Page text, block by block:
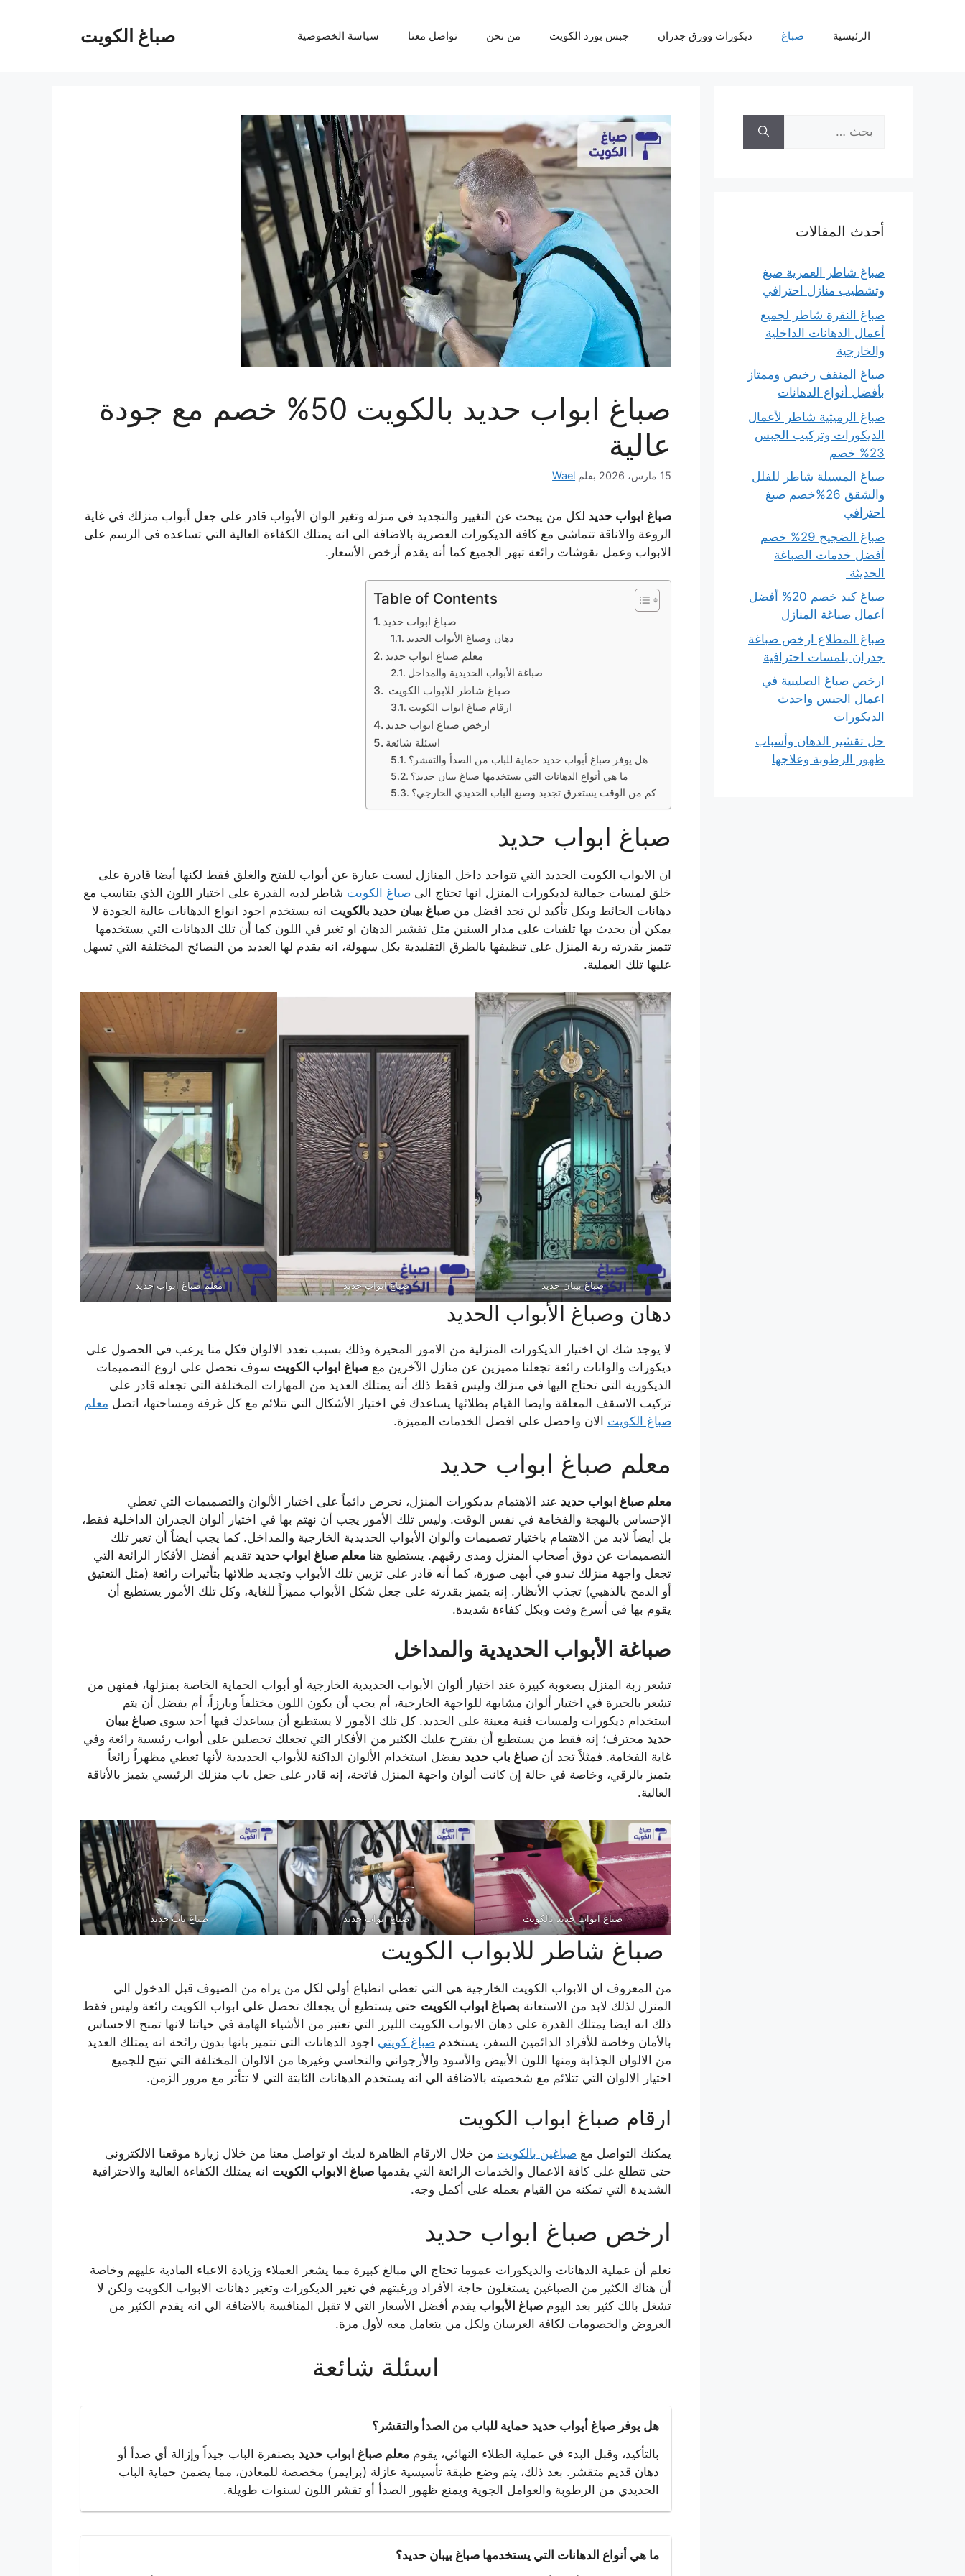
صباغ الكويت الرئيسية صباغ ديكورات وورق جدران جبس بورد الكويت من نحن تواصل معنا سياسة الخصوصية
صباغ ابواب حديد بالكويت 50% خصم مع جودة
عالية
15 مارس، 2026 بقلم Wael
صباغ ابواب حديد لكل من يبحث عن التغيير والتجديد فى منزله وتغير الوان الأبواب قادر على جعل أبواب منزلك في غاية
الروعة والاناقة تتماشى مع كافة الديكورات العصرية بالاضافة الى انه يمتلك الكفاءة العالية التي تساعده فى الرسم على
الابواب وعمل نقوشات رائعة تبهر الجميع كما أنه يقدم أرخص الأسعار.
Table of Contents
صباغ ابواب حديد
دهان وصباغ الأبواب الحديد
معلم صباغ ابواب حديد
صباغة الأبواب الحديدية والمداخل
صباغ شاطر للابواب الكويت
ارقام صباغ ابواب الكويت
ارخص صباغ ابواب حديد
اسئلة شائعة
هل يوفر صباغ أبواب حديد حماية للباب من الصدأ والتقشر؟
ما هي أنواع الدهانات التي يستخدمها صباغ بيبان حديد؟
كم من الوقت يستغرق تجديد وصبغ الباب الحديدي الخارجي؟
صباغ ابواب حديد
ان الابواب الكويت الحديد التي تتواجد داخل المنازل ليست عبارة عن أبواب للفتح والغلق فقط لكنها أيضا قادرة على
خلق لمسات جمالية لديكورات المنزل انها تحتاج الى صباغ الكويت شاطر لديه القدرة على اختيار اللون الذي يتناسب مع
دهانات الحائط وبكل تأكيد لن تجد افضل من صباغ بيبان حديد بالكويت انه يستخدم اجود انواع الدهانات عالية الجودة لا
يمكن أن يحدث بها تلفيات على مدار السنين مثل تقشير الدهان او تغير في اللون كما أن تلك الدهانات التي يستخدمها
تتميز بقدرته ربة المنزل على تنظيفها بالطرق التقليدية بكل سهولة، انه يقدم لها العديد من النصائح المختلفة التي تسهل
عليها تلك العملية.
صباغ بيبان حديد صباغ ابواب حديد معلم صباغ ابواب حديد
دهان وصباغ الأبواب الحديد
لا يوجد شك ان اختيار الديكورات المنزلية من الامور المحيرة وذلك بسبب تعدد الالوان فكل منا يرغب في الحصول على
ديكورات والوانات رائعة تجعلنا مميزين عن منازل الآخرين مع صباغ ابواب الكويت سوف تحصل على اروع التصميمات
الديكورية التى تحتاج اليها في منزلك وليس فقط ذلك أنه يمتلك العديد من المهارات المختلفة التي تجعله قادر على
تركيب الاسقف المعلقة وايضا القيام بطلائها يساعدك في اختيار الأشكال التي تتلائم مع كل غرفة ومساحتها، اتصل معلم
صباغ الكويت الان واحصل على افضل الخدمات المميزة.
معلم صباغ ابواب حديد
معلم صباغ ابواب حديد عند الاهتمام بديكورات المنزل، نحرص دائماً على اختيار الألوان والتصميمات التي تعطي
الإحساس بالبهجة والفخامة في نفس الوقت. وليس تلك الأمور يجب أن نهتم بها في اختيار ألوان الجدران الداخلية فقط،
بل أيضاً لابد من الاهتمام باختيار تصميمات وألوان الأبواب الحديدية الخارجية والمداخل. كما يجب أيضاً أن تعبر تلك
التصميمات عن ذوق أصحاب المنزل ومدى رقيهم. يستطيع هنا معلم صباغ ابواب حديد تقديم أفضل الأفكار الرائعة التي
تجعل واجهة منزلك تبدو في أبهى صورة، كما أنه قادر على تزيين تلك الأبواب وتجديد طلائها بتأثيرات رائعة (مثل التعتيق
أو الدمج بالذهبي) تجذب الأنظار. إنه يتميز بقدرته على جعل شكل الأبواب مميزاً للغاية، وكل تلك الأمور يستطيع أن
يقوم بها في أسرع وقت وبكل كفاءة شديدة.
صباغة الأبواب الحديدية والمداخل
تشعر ربة المنزل بصعوبة كبيرة عند اختيار ألوان الأبواب الحديدية الخارجية أو أبواب الحماية الخاصة بمنزلها، فمنهن من
تشعر بالحيرة في اختيار ألوان مشابهة للواجهة الخارجية، أم يجب أن يكون اللون مختلفاً وبارزاً، أم يفضل أن يتم
استخدام ديكورات ولمسات فنية معينة على الحديد. كل تلك الأمور لا يستطيع أن يساعدك فيها أحد سوى صباغ بيبان
حديد محترف؛ إنه فقط من يستطيع أن يقترح عليك الكثير من الأفكار التي تجعلك تحصلين على أبواب رئيسية رائعة وفي
غاية الفخامة. فمثلاً تجد أن صباغ باب حديد يفضل استخدام الألوان الداكنة للأبواب الحديدية لأنها تعطي مظهراً رائعاً
يتميز بالرقي، وخاصة في حالة إن كانت ألوان واجهة المنزل فاتحة، إنه قادر على جعل باب منزلك الرئيسي يتميز بالأناقة
العالية.
صباغ ابواب حديد بالكويت صباغ ابواب حديد صباغ باب حديد
صباغ شاطر للابواب الكويت
من المعروف ان الابواب الكويت الخارجية هى التي تعطى انطباع أولي لكل من يراه من الضيوف قبل الدخول الي
المنزل لذلك لابد من الاستعانة بصباغ ابواب الكويت حتى يستطيع أن يجعلك تحصل على ابواب الكويت رائعة وليس فقط
ذلك انه ايضا يمتلك القدرة على دهان الابواب الكويت الليزر التي تعتبر من الأشياء الهامة في حياتنا لانها تمنح الاحساس
بالأمان وخاصة للأفراد الدائمين السفر، يستخدم صباغ كويتي اجود الدهانات التى تتميز بانها بدون رائحة انه يمتلك العديد
من الالوان الجذابة ومنها اللون الأبيض والأسود والأرجواني والنحاسي وغيرها من الالوان المختلفة التي تتيح للجميع
اختيار الالوان التي تتلائم مع شخصيته بالاضافة الي انه يستخدم الدهانات الثابتة التي لا تتأثر مع مرور الزمن.
ارقام صباغ ابواب الكويت
يمكنك التواصل مع صباغين بالكويت من خلال الارقام الظاهرة لديك او تواصل معنا من خلال زيارة موقعنا الالكترونى
حتى تتطلع على كافة الاعمال والخدمات الرائعة التي يقدمها صباغ الابواب الكويت انه يمتلك الكفاءة العالية والاحترافية
الشديدة التي تمكنه من القيام بعمله على أكمل وجه.
ارخص صباغ ابواب حديد
نعلم أن عملية الدهانات والديكورات عموما تحتاج الي مبالغ كبيرة مما يشعر العملاء وزيادة الاعباء المادية عليهم وخاصة
أن هناك الكثير من الصباغين يستغلون حاجة الأفراد ورغبتهم في تغير الديكورات وتغير دهانات الابواب الكويت ولكن لا
تشغل بالك كثير بعد اليوم صباغ الأبواب يقدم أفضل الأسعار التي لا تقبل المنافسة بالاضافة الي انه يقدم الكثير من
العروض والخصومات لكافة العرسان ولكل من يتعامل معه لأول مرة.
اسئلة شائعة
هل يوفر صباغ أبواب حديد حماية للباب من الصدأ والتقشر؟
بالتأكيد، وقبل البدء في عملية الطلاء النهائي، يقوم معلم صباغ ابواب حديد بصنفرة الباب جيداً وإزالة أي صدأ أو
دهان قديم متقشر. بعد ذلك، يتم وضع طبقة تأسيسية عازلة (برايمر) مخصصة للمعادن، مما يضمن حماية الباب
الحديدي من الرطوبة والعوامل الجوية ويمنع ظهور الصدأ أو تقشر اللون لسنوات طويلة.
ما هي أنواع الدهانات التي يستخدمها صباغ بيبان حديد؟
عن:
أحدث المقالات
صباغ شاطر العمرية صبغ
وتشطيب منازل احترافي
صباغ النقرة شاطر لجميع
أعمال الدهانات الداخلية
والخارجية
صباغ المنقف رخيص وممتاز
بأفضل أنواع الدهانات
صباغ الرميثية شاطر لأعمال
الديكورات وتركيب الجبس
23% خصم
صباغ المسيلة شاطر للفلل
والشقق 26%خصم صبغ
احترافي
صباغ الضجيج 29% خصم
أفضل خدمات الصباغة
الحديثة
صباغ كبد خصم 20% أفضل
أعمال صباغة المنازل
صباغ المطلاع ارخص صباغة
جدران بلمسات احترافية
ارخص صباغ الصليبية في
اعمال الجبس واحدث
الديكورات
حل تقشير الدهان وأسباب
ظهور الرطوبة وعلاجها